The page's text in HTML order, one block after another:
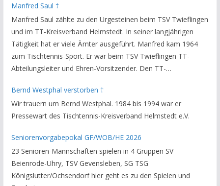
Manfred Saul †
Manfred Saul zählte zu den Urgesteinen beim TSV Twieflingen
und im TT-Kreisverband Helmstedt. In seiner langjährigen
Tätigkeit hat er viele Ämter ausgeführt. Manfred kam 1964
zum Tischtennis-Sport. Er war beim TSV Twieflingen TT-
Abteilungsleiter und Ehren-Vorsitzender. Den TT-
Helmstedt unterstützte er als Staffelleiter. Zuletzt war er
Vorsitzender des Rechtsausschusses im Kreisverband. Im
stillen GedenkenH.-K. Bartels / Vorsitzender
Bernd Westphal verstorben †
Wir trauern um Bernd Westphal. 1984 bis 1994 war er
Pressewart des Tischtennis-Kreisverband Helmstedt e.V.
Seniorenvorgabepokal GF/WOB/HE 2026
23 Senioren-Mannschaften spielen in 4 Gruppen SV
Beienrode-Uhry, TSV Gevensleben, SG TSG
Königslutter/Ochsendorf hier geht es zu den Spielen und